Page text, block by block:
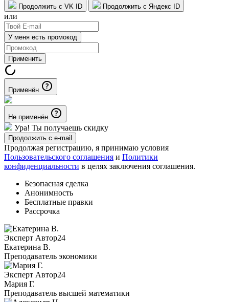
Продолжить с VK ID Продолжить с Яндекс ID
или
У меня есть промокод
Применить
Применён
Не применён
Ура! Ты получаешь скидку
Продолжить с e-mail
Продолжая регистрацию, я принимаю условия
Пользовательского соглашения и Политики
конфиденциальности в целях заключения соглашения.
Безопасная сделка
Анонимность
Бесплатные правки
Рассрочка
Эксперт Автор24
Екатерина B.
Преподаватель экономики
Эксперт Автор24
Мария Г.
Преподаватель высшей математики